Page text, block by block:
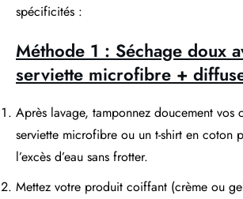
spécificités :
Méthode 1 : Séchage doux
serviette microfibre +
Après lavage, tamponnez doucement vos
serviette microfibre ou un t-shirt en coton
l’excès d’eau sans frotter.
Mettez votre produit coiffant (crème ou